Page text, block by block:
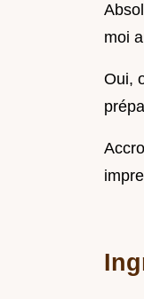
moi
Oui,